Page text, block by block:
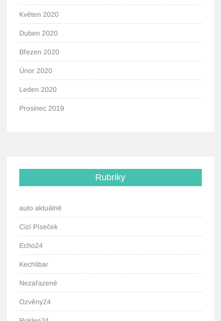
Květen 2020
Duben 2020
Březen 2020
Únor 2020
Leden 2020
Prosinec 2019
Rubriky
auto aktuálně
Cizí Píseček
Echo24
Kechlibar
Nezařazené
Ozvěny24